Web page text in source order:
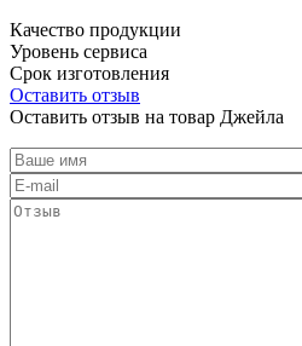
Качество продукции
Уровень сервиса
Срок изготовления
Оставить отзыв
Оставить отзыв на товар Джейла